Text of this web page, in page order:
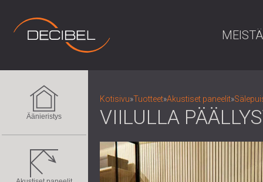
MEISTÄ
Äänieristys
Kotisivu»Tuotteet»Akustiset paneelit»
VIILULLA